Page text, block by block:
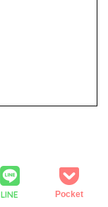
LINE Pocket